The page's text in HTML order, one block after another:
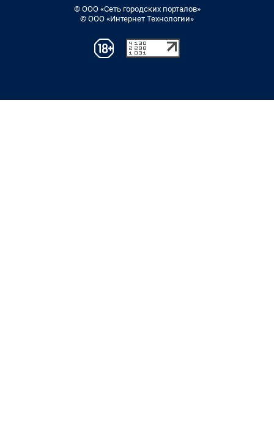
© ООО «Сеть городских порталов»
© ООО «Интернет Технологии»